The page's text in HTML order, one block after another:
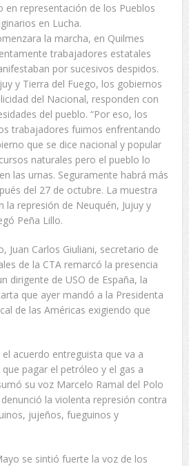
en representación de los Pueblos
en Lucha.
la marcha, en Quilmes
trabajadores estatales
por sucesivos despidos.
y Tierra del Fuego, los gobiernos
del Nacional, responden con
del pueblo. “Por eso, los
trabajadores fuimos enfrentando
que se dice nacional y popular
naturales pero el pueblo lo
las urnas. Seguramente habrá más
del 27 de octubre. La muestra
la represión de Neuquén, Jujuy y
Peña Lillo.
Juan Carlos Giuliani, secretario de
de la CTA remarcó la presencia
dirigente de USO de España, la
que ayer mandó a la Presidenta
de las Américas exigiendo que
acuerdo entreguista que va a
pagar el petróleo y el gas a
su voz Marcelo Ramal del Polo
la violenta represión contra
jujeños, fueguinos y
se sintió fuerte la voz de los